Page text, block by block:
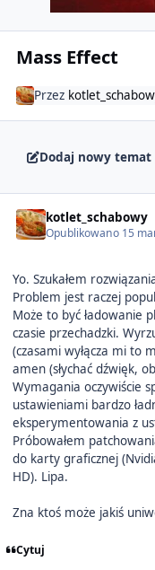
Mass Effect
Przez
Dodaj nowy temat
kotlet_schabowy
Opublikowano 15
Yo. Szukałem
Problem jest raczej
Może to być ładowanie
czasie przechadzki.
(czasami wyłącza mi to
amen (słychać dźwięk,
Wymagania oczywiście
ustawieniami bardzo
eksperymentowania z
Próbowałem
do karty graficznej
HD). Lipa.
Zna ktoś może jakiś
Cytuj